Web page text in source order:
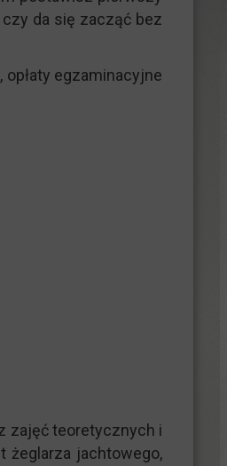
da się zacząć bez
egzaminacyjne
zajęć teoretycznych i
żeglarza jachtowego,